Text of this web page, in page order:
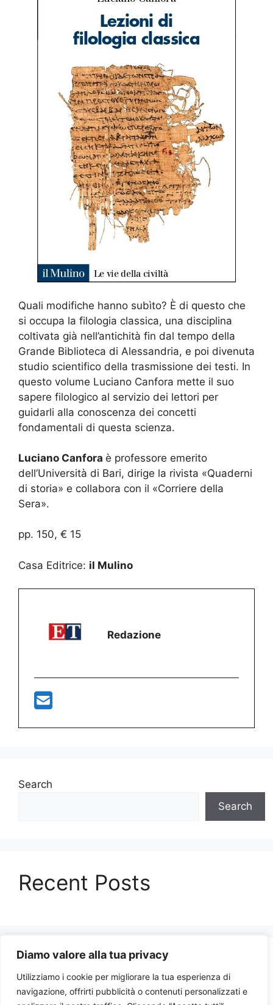
Diamo valore alla tua privacy
Utilizziamo i cookie per migliorare la tua esperienza di
navigazione, offrirti pubblicità o contenuti personalizzati e
Quali modifiche hanno subìto? È di questo che
si occupa la filologia classica, una disciplina
coltivata già nell’antichità fin dal tempo della
Grande Biblioteca di Alessandria, e poi divenuta
studio scientifico della trasmissione dei testi. In
questo volume Luciano Canfora mette il suo
sapere filologico al servizio dei lettori per
guidarli alla conoscenza dei concetti
fondamentali di questa scienza.
Luciano Canfora è professore emerito
dell’Università di Bari, dirige la rivista «Quaderni
di storia» e collabora con il «Corriere della
Sera».
pp. 150, € 15
Casa Editrice: il Mulino
Redazione
Search
Search
Recent Posts
Recent Comments
No comments to show.